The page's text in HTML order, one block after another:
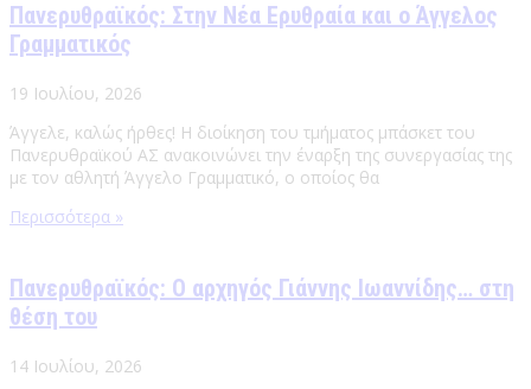
Πανερυθραϊκός: Στην Νέα Ερυθραία και ο Άγγελος
Γραμματικός
19 Ιουλίου, 2026
Άγγελε, καλώς ήρθες! Η διοίκηση του τμήματος μπάσκετ του
Πανερυθραϊκού ΑΣ ανακοινώνει την έναρξη της συνεργασίας της
με τον αθλητή Άγγελο Γραμματικό, ο οποίος θα
Περισσότερα »
Πανερυθραϊκός: Ο αρχηγός Γιάννης Ιωαννίδης… στη
θέση του
14 Ιουλίου, 2026